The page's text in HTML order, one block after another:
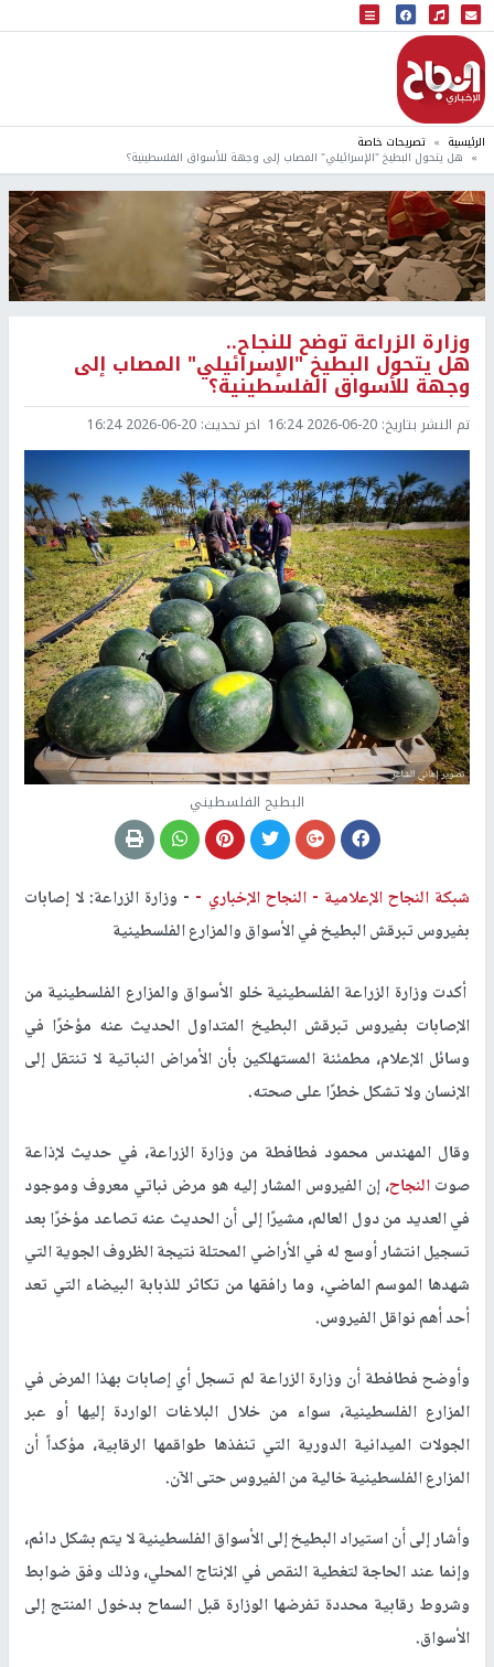
البث المباشر
إذاعة النجاح
الرئيسية تصريحات خاصة
هل يتحول البطيخ "الإسرائيلي" المصاب إلى وجهة للأسواق الفلسطينية؟
وزارة الزراعة توضح للنجاح..
هل يتحول البطيخ "الإسرائيلي" المصاب إلى
وجهة للأسواق الفلسطينية؟
تم النشر بتاريخ: 2026-06-20 16:24 اخر تحديث: 2026-06-20 16:24
البطيح الفلسطيني
شبكة النجاح الإعلامية -النجاح الإخباري - - وزارة الزراعة: لا إصابات
بفيروس تبرقش البطيخ في الأسواق والمزارع الفلسطينية
أكدت وزارة الزراعة الفلسطينية خلو الأسواق والمزارع الفلسطينية من
الإصابات بفيروس تبرقش البطيخ المتداول الحديث عنه مؤخرًا في
وسائل الإعلام، مطمئنة المستهلكين بأن الأمراض النباتية لا تنتقل إلى
الإنسان ولا تشكل خطرًا على صحته.
وقال المهندس محمود فطافطة من وزارة الزراعة، في حديث لإذاعة
صوتالنجاح، إن الفيروس المشار إليه هو مرض نباتي معروف وموجود
في العديد من دول العالم، مشيرًا إلى أن الحديث عنه تصاعد مؤخرًا بعد
تسجيل انتشار أوسع له في الأراضي المحتلة نتيجة الظروف الجوية التي
شهدها الموسم الماضي، وما رافقها من تكاثر للذبابة البيضاء التي تعد
أحد أهم نواقل الفيروس.
وأوضح فطافطة أن وزارة الزراعة لم تسجل أي إصابات بهذا المرض في
المزارع الفلسطينية، سواء من خلال البلاغات الواردة إليها أو عبر
الجولات الميدانية الدورية التي تنفذها طواقمها الرقابية، مؤكداً أن
المزارع الفلسطينية خالية من الفيروس حتى الآن.
وأشار إلى أن استيراد البطيخ إلى الأسواق الفلسطينية لا يتم بشكل دائم،
وإنما عند الحاجة لتغطية النقص في الإنتاج المحلي، وذلك وفق ضوابط
وشروط رقابية محددة تفرضها الوزارة قبل السماح بدخول المنتج إلى
الأسواق.